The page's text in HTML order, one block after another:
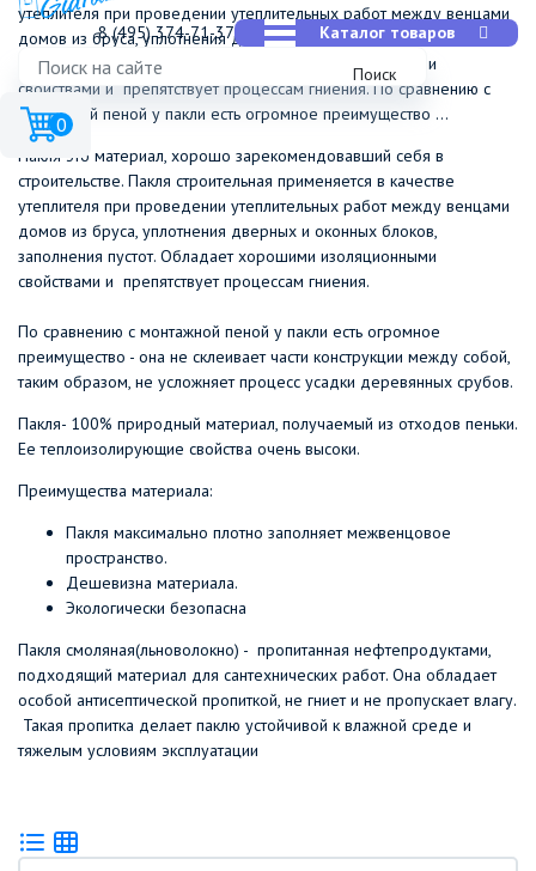
8 (495) 374-71-37
Каталог товаров
Поиск
0
утеплителя при проведении утеплительных работ между венцами
домов из бруса, уплотнения дверных и оконных блоков,
заполнения пустот. Обладает хорошими изоляционными
свойствами и препятствует процессам гниения. По сравнению с
монтажной пеной у пакли есть огромное преимущество ...
Пакля это материал, хорошо зарекомендовавший себя в
строительстве. Пакля строительная применяется в качестве
утеплителя при проведении утеплительных работ между венцами
домов из бруса, уплотнения дверных и оконных блоков,
заполнения пустот. Обладает хорошими изоляционными
свойствами и препятствует процессам гниения.
По сравнению с монтажной пеной у пакли есть огромное
преимущество - она не склеивает части конструкции между собой,
таким образом, не усложняет процесс усадки деревянных срубов.
Пакля- 100% природный материал, получаемый из отходов пеньки.
Ее теплоизолирующие свойства очень высоки.
Преимущества материала:
Пакля максимально плотно заполняет межвенцовое
пространство.
Дешевизна материала.
Экологически безопасна
Пакля смоляная(льноволокно) - пропитанная нефтепродуктами,
подходящий материал для сантехнических работ. Она обладает
особой антисептической пропиткой, не гниет и не пропускает влагу.
Такая пропитка делает паклю устойчивой к влажной среде и
тяжелым условиям эксплуатации